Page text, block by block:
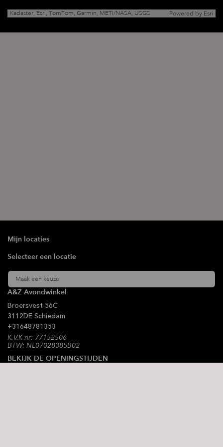
Kadaster, Esri, TomTom, Garmin, METI/NASA, USGS Powered by Esri
Mijn locaties
Selecteer een locatie
Maak een keuze
A&Z Avondwinkel
Broersvest 56C
3112DE Schiedam
+31648781353
K.V.K nr: 77152506
BTW: NL07028385B02
BEKIJK DE OPENINGSTIJDEN